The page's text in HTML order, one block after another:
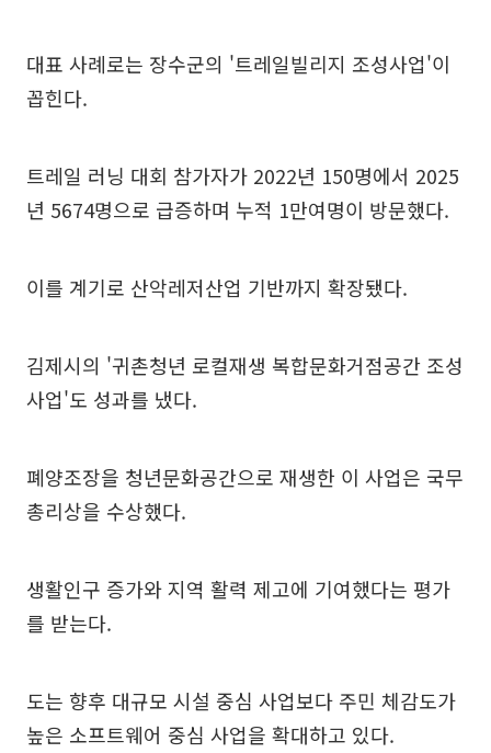
대표 사례로는 장수군의 '트레일빌리지 조성사업'이
꼽힌다.
트레일 러닝 대회 참가자가 2022년 150명에서 2025
년 5674명으로 급증하며 누적 1만여명이 방문했다.
이를 계기로 산악레저산업 기반까지 확장됐다.
김제시의 '귀촌청년 로컬재생 복합문화거점공간 조성
사업'도 성과를 냈다.
폐양조장을 청년문화공간으로 재생한 이 사업은 국무
총리상을 수상했다.
생활인구 증가와 지역 활력 제고에 기여했다는 평가
를 받는다.
도는 향후 대규모 시설 중심 사업보다 주민 체감도가
높은 소프트웨어 중심 사업을 확대하고 있다.